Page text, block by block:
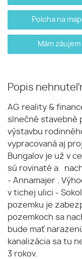
Poloha na
Mám záujem
Popis
AG reality &
slnečné stavebné
výstavbu
vypracovaná aj
Bungalov je už v
sú rovinaté a
- Annamajer .
v tichej ulici -
pozemku je
pozemkoch sa
bude mať
kanalizácia sa tu
3 rokov.